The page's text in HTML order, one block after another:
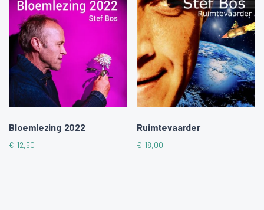
Bloemlezing 2022
€ 12,50
Ruimtevaarder
€ 18,00